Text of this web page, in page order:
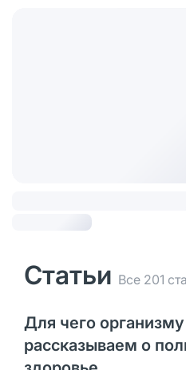
Статьи Все 201
Для чего
рассказываем о